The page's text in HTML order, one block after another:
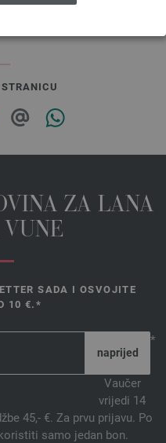
ZA LANA
VUNE
SADA I OSVOJITE
10 €.*
*
Vaučer
vrijedi 14
45,- €. Za prvu prijavu. Po
samo jedan bon.